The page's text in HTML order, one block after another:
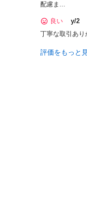
配慮ま...
良い
y/2
丁寧な取引あり
評価をもっと